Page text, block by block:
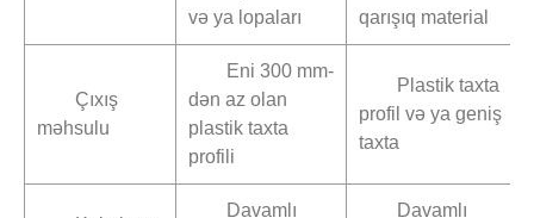
və ya lopaları
qarışıq material
Çıxış
məhsulu
Eni 300 mm-
dən az olan
plastik taxta
profili
Plastik taxta
profil və ya geniş
taxta
Davamlı
Davamlı